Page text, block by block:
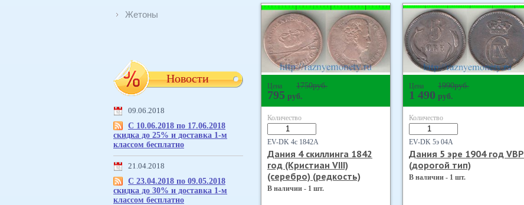
Жетоны
Новости
09.06.2018
С 10.06.2018 по 17.06.2018
скидка до 25% и доставка 1-м
классом бесплатно
21.04.2018
С 23.04.2018 по 09.05.2018
скидка до 30% и доставка 1-м
классом бесплатно
Цена 1750руб.
795 руб.
Количество
EV-DK 4с 1842А
Дания 4 скиллинга 1842
год (Кристиан VIII)
(серебро) (редкость)
В наличии - 1 шт.
Цена 1990руб.
1 490 руб.
Количество
EV-DK 5э 04А
Дания 5 эре 1904 год VBP
(дорогой тип)
В наличии - 1 шт.